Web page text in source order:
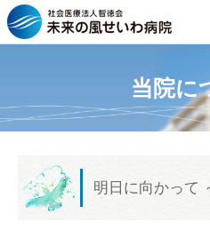
未来
当院に
明日に向かって